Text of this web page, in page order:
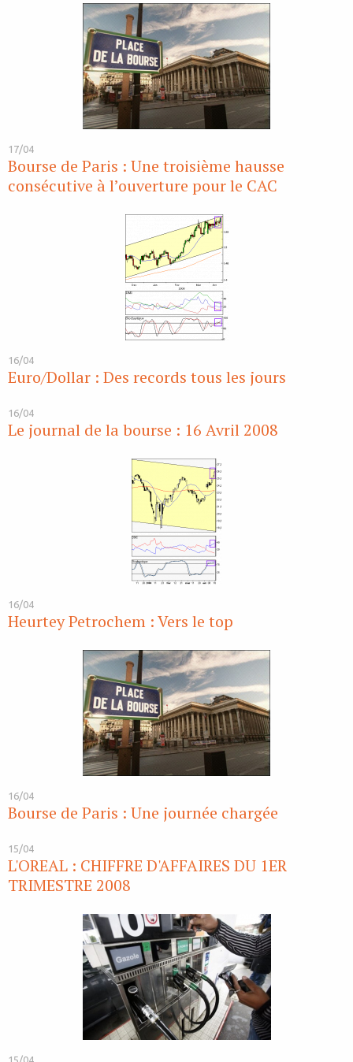
17/04
Bourse de Paris : Une troisième hausse
consécutive à l’ouverture pour le CAC
16/04
Euro/Dollar : Des records tous les jours
16/04
Le journal de la bourse : 16 Avril 2008
16/04
Heurtey Petrochem : Vers le top
16/04
Bourse de Paris : Une journée chargée
15/04
L'OREAL : CHIFFRE D'AFFAIRES DU 1ER
TRIMESTRE 2008
15/04